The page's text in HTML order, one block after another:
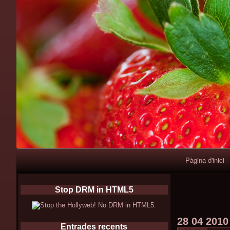
Pàgina d'inici
28 04 2010
Stop DRM in HTML5
Entrades recents